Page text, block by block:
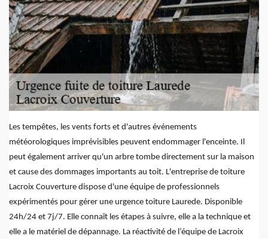
Les tempêtes, les vents forts et d'autres événements
météorologiques imprévisibles peuvent endommager l'enceinte. Il
peut également arriver qu'un arbre tombe directement sur la maison
et cause des dommages importants au toit. L'entreprise de toiture
Lacroix Couverture dispose d'une équipe de professionnels
expérimentés pour gérer une urgence toiture Laurede. Disponible
24h/24 et 7j/7. Elle connaît les étapes à suivre, elle a la technique et
elle a le matériel de dépannage. La réactivité de l’équipe de Lacroix